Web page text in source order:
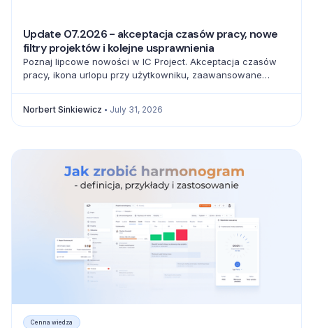
Update 07.2026 - akceptacja czasów pracy, nowe
filtry projektów i kolejne usprawnienia
Poznaj lipcowe nowości w IC Project. Akceptacja czasów
pracy, ikona urlopu przy użytkowniku, zaawansowane
Norbert Sinkiewicz July 31, 2026
Cenna wiedza